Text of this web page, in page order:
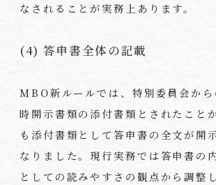
なされることが実務上あります。
(4) 答申書全体の記載
MBO新ルールでは、特別委員会から
時開示書類の添付書類とされたこと
も添付書類として答申書の全文が開
なりました。現行実務では答申書の
としての読みやすさの観点から調整